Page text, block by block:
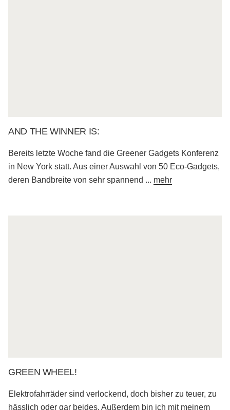
AND THE WINNER IS:
Bereits letzte Woche fand die Greener Gadgets Konferenz
in New York statt. Aus einer Auswahl von 50 Eco-Gadgets,
deren Bandbreite von sehr spannend ... mehr
GREEN WHEEL!
Elektrofahrräder sind verlockend, doch bisher zu teuer, zu
hässlich oder gar beides. Außerdem bin ich mit meinem